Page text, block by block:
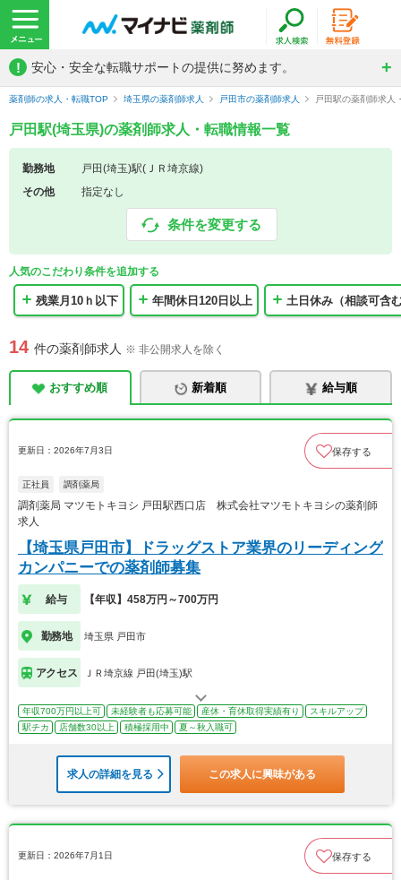
! 安心・安全な転職サポートの提供に努めます。
薬剤師の求人・転職TOP 埼玉県の薬剤師求人 戸田市の薬剤師求人 戸田駅の薬剤師求人
戸田駅(埼玉県)の薬剤師求人・転職情報一覧
勤務地
戸田(埼玉)駅(ＪＲ埼京線)
その他
指定なし
条件を変更する
人気のこだわり条件を追加する
残業月10ｈ以下 年間休日120日以上 土日休み（相談可含
14 件の薬剤師求人 ※ 非公開求人を除く
おすすめ順 新着順 給与順
更新日：2026年7月3日 保存する
正社員 調剤薬局
調剤薬局 マツモトキヨシ 戸田駅西口店 株式会社マツモトキヨシの薬剤師
求人
【埼玉県戸田市】ドラッグストア業界のリーディング
カンパニーでの薬剤師募集
給与 【年収】458万円～700万円
勤務地 埼玉県 戸田市
アクセス ＪＲ埼京線 戸田(埼玉)駅
年収700万円以上可 未経験者も応募可能 産休・育休取得実績有り
スキルアップ
駅チカ
店舗数30以上 積極採用中 夏～秋入職可
求人の詳細を見る この求人に興味がある
更新日：2026年7月1日 保存する